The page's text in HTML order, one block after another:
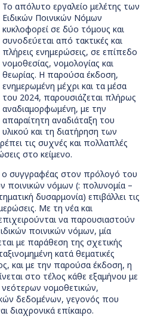
Το απόλυτο εργαλείο μελέτης των
Ειδικών Ποινικών Νόμων
κυκλοφορεί σε δύο τόμους και
συνοδεύεται από τακτικές και
πλήρεις ενημερώσεις, σε επίπεδο
νομοθεσίας, νομολογίας και
θεωρίας. Η παρούσα έκδοση,
ενημερωμένη μέχρι και τα μέσα
του 2024, παρουσιάζεται πλήρως
αναδιαμορφωμένη, με την
απαραίτητη αναδιάταξη του
υλικού και τη διατήρηση των
τις συχνές και πολλαπλές
στο κείμενο.
ο συγγραφέας στον πρόλογό του
ποινικών νόμων (: πολυνομία –
δυσαρμονία) επιβάλλει τις
Με τη νέα και
να παρουσιαστούν
ποινικών νόμων, μία
με παράθεση της σχετικής
κατά θεματικές
και με την παρούσα έκδοση, η
στο τέλος κάθε εξαμήνου με
νομοθετικών,
δεδομένων, γεγονός που
διαχρονικά επίκαιρο.